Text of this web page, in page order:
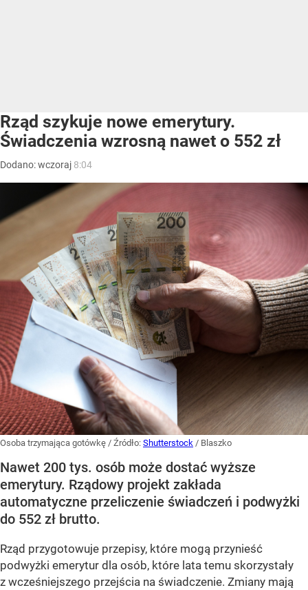
Rząd szykuje nowe emerytury.
Świadczenia wzrosną nawet o 552 zł
Dodano:wczoraj 8:04
Osoba trzymająca gotówkę / Źródło: Shutterstock / Blaszko
Nawet 200 tys. osób może dostać wyższe
emerytury. Rządowy projekt zakłada
automatyczne przeliczenie świadczeń i podwyżki
do 552 zł brutto.
Rząd przygotowuje przepisy, które mogą przynieść
podwyżki emerytur dla osób, które lata temu skorzystały
z wcześniejszego przejścia na świadczenie. Zmiany mają